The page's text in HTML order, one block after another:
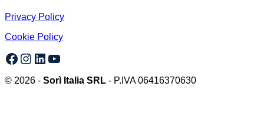
Privacy Policy
Cookie Policy
Facebook
Instagram
LinkedIn
YouTube
© 2026 - Sorì Italia SRL - P.IVA 06416370630